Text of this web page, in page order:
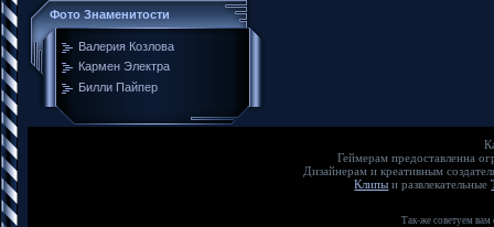
Фото Знаменитости
Валерия Козлова
Кармен Электра
Билли Пайпер
Геймерам предоставленна
Дизайнерам и креативным
Клипы и развлекательные
Так-же советуем